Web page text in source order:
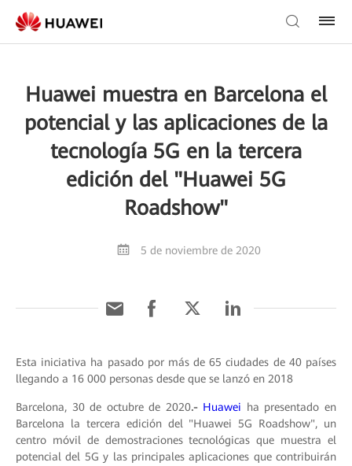
Huawei muestra en Barcelona el
potencial y las aplicaciones de la
tecnología 5G en la tercera
edición del "Huawei 5G
Roadshow"
5 de noviembre de 2020
Esta iniciativa ha pasado por más de 65 ciudades de 40 países
llegando a 16 000 personas desde que se lanzó en 2018
Barcelona, 30 de octubre de 2020.- Huawei ha presentado en
Barcelona la tercera edición del "Huawei 5G Roadshow", un
centro móvil de demostraciones tecnológicas que muestra el
potencial del 5G y las principales aplicaciones que contribuirán